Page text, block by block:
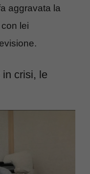
aggravata la
lei
in crisi, le